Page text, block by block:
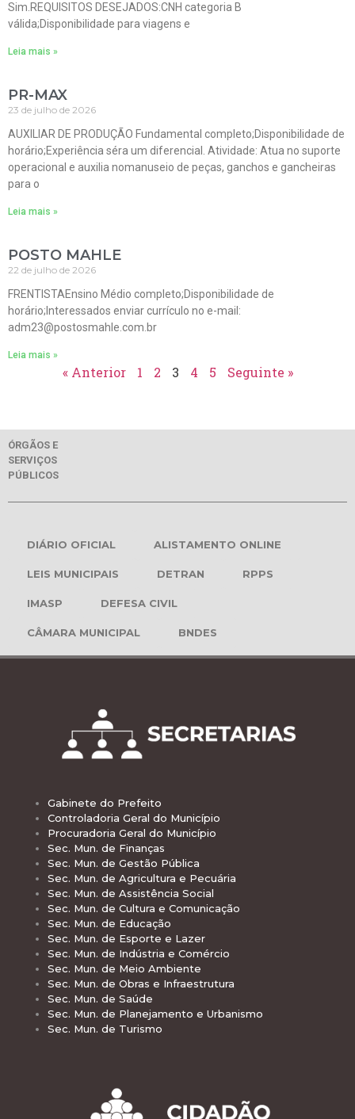
Sim.REQUISITOS DESEJADOS:CNH categoria B
válida;Disponibilidade para viagens e
Leia mais »
PR-MAX
23 de julho de 2026
AUXILIAR DE PRODUÇÃO Fundamental completo;Disponibilidade de
horário;Experiência séra um diferencial. Atividade: Atua no suporte
operacional e auxilia nomanuseio de peças, ganchos e gancheiras
para o
Leia mais »
POSTO MAHLE
22 de julho de 2026
FRENTISTAEnsino Médio completo;Disponibilidade de
horário;Interessados enviar currículo no e-mail:
adm23@postosmahle.com.br
Leia mais »
« Anterior 1 2 3 4 5 Seguinte »
ÓRGÃOS E
SERVIÇOS
PÚBLICOS
DIÁRIO OFICIAL ALISTAMENTO ONLINE
LEIS MUNICIPAIS DETRAN RPPS
IMASP DEFESA CIVIL
CÂMARA MUNICIPAL BNDES
Gabinete do Prefeito
Controladoria Geral do Município
Procuradoria Geral do Município
Sec. Mun. de Finanças
Sec. Mun. de Gestão Pública
Sec. Mun. de Agricultura e Pecuária
Sec. Mun. de Assistência Social
Sec. Mun. de Cultura e Comunicação
Sec. Mun. de Educação
Sec. Mun. de Esporte e Lazer
Sec. Mun. de Indústria e Comércio
Sec. Mun. de Meio Ambiente
Sec. Mun. de Obras e Infraestrutura
Sec. Mun. de Saúde
Sec. Mun. de Planejamento e Urbanismo
Sec. Mun. de Turismo